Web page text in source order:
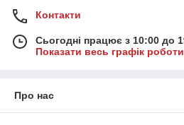
Контакти
Сьогодні працює з 10:00 до
Показати весь графік роботи
Про нас